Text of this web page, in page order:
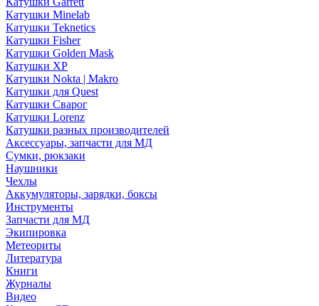
Катушки Minelab
Катушки Teknetics
Катушки Fisher
Катушки Golden Mask
Катушки XP
Катушки Nokta | Makro
Катушки для Quest
Катушки Сварог
Катушки Lorenz
Катушки разных производителей
Аксессуары, запчасти для МД
Сумки, рюкзаки
Наушники
Чехлы
Аккумуляторы, зарядки, боксы
Инструменты
Запчасти для МД
Экипировка
Метеориты
Литература
Книги
Журналы
Видео